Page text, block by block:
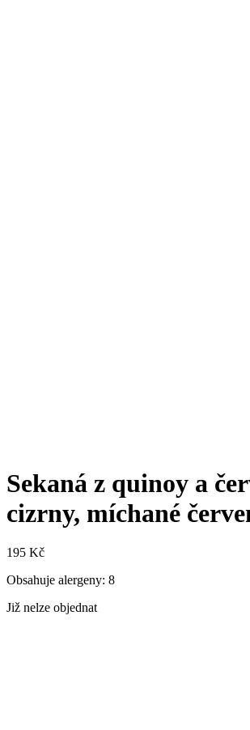
Sekaná z quinoy a
cizrny, míchané
195 Kč
Obsahuje alergeny: 8
Již nelze objednat